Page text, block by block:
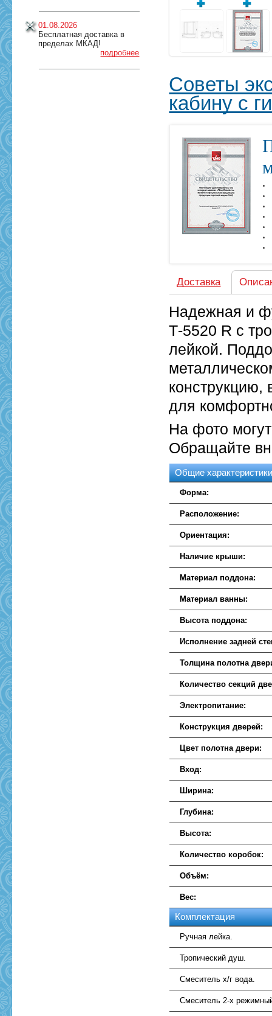
01.08.2026
Бесплатная доставка в
пределах МКАД!
подробнее
Советы
кабину с
Доставка
Надежная и
Т-5520 R с
лейкой.
конструкцию,
для
На фото
Обращайте
Общие
Форма:
Расположение:
Ориентация:
Наличие крыши:
Материал поддона:
Материал ванны:
Высота поддона:
Исполнение задней
Толщина полотна
Количество секций
Электропитание:
Конструкция дверей:
Цвет полотна двери:
Вход:
Ширина:
Глубина:
Высота:
Количество коробок:
Объём:
Вес:
Комплектация
Ручная лейка.
Тропический душ.
Смеситель х/г вода.
Смеситель 2-х